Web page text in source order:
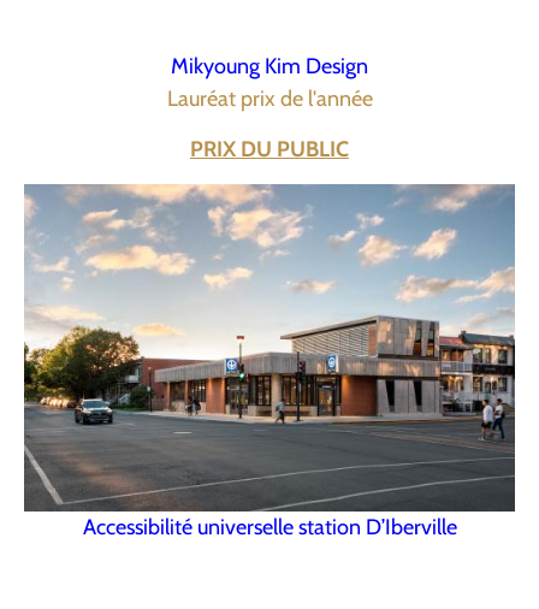
Mikyoung Kim Design
Lauréat prix de l'année
PRIX DU PUBLIC
Accessibilité universelle station D’Iberville